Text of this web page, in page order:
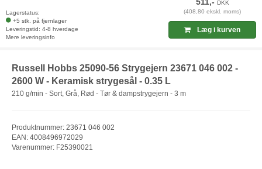
Lagerstatus:
+5 stk. på fjernlager
Leveringstid: 4-8 hverdage
Mere leveringsinfo
DKK
(408,80 ekskl. moms)
Læg i kurven
Russell Hobbs 25090-56 Strygejern 23671 046 002 -
2600 W - Keramisk strygesål - 0.35 L
210 g/min - Sort, Grå, Rød - Tør & dampstrygejern - 3 m
Produktnummer: 23671 046 002
EAN: 4008496972029
Varenummer: F25390021